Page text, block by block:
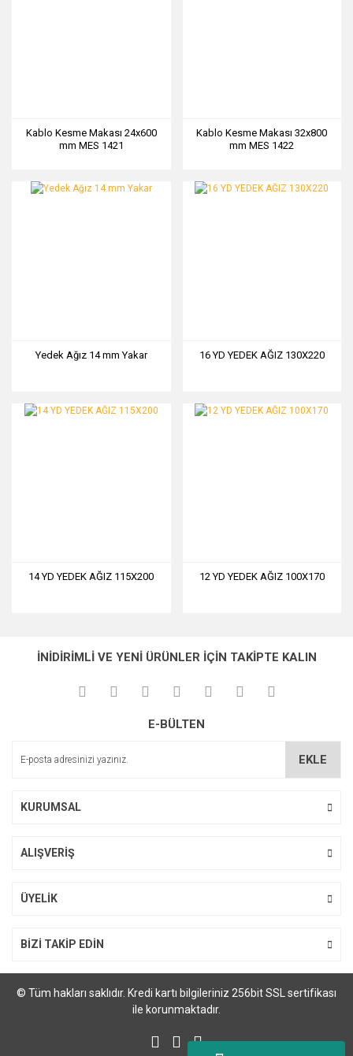
Kablo Kesme Makası 24x600
mm MES 1421
Kablo Kesme Makası 32x800
mm MES 1422
Yedek Ağız 14 mm Yakar 16 YD YEDEK AĞIZ 130X220
14 YD YEDEK AĞIZ 115X200 12 YD YEDEK AĞIZ 100X170
İNİDİRİMLİ VE YENİ ÜRÜNLER İÇİN TAKİPTE KALIN
E-BÜLTEN
EKLE
KURUMSAL
ALIŞVERİŞ
ÜYELİK
BİZİ TAKİP EDİN
© Tüm hakları saklıdır. Kredi kartı bilgileriniz 256bit SSL sertifikası
ile korunmaktadır.